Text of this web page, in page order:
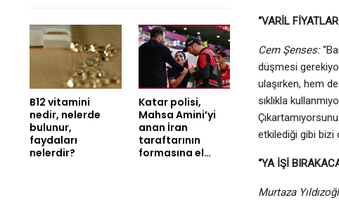
“VARİL
Cem Şenses:
düşmesi
ulaşırken, hem
sıklıkla
etkilediği gibi bizi
“YA İŞİ
Murtaza
B12 vitamini
nedir, nelerde
bulunur,
faydaları
nelerdir?
Katar polisi,
Mahsa Amini’yi
anan İran
taraftarının
formasına el…